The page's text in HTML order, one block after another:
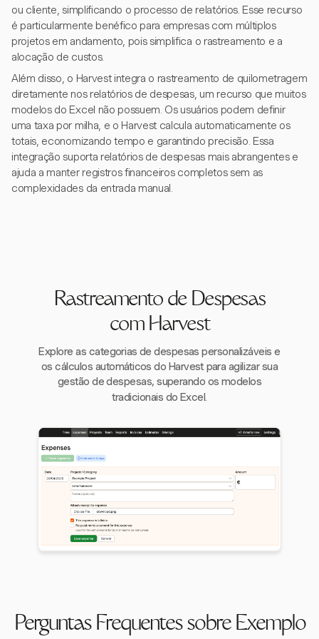
ou cliente, simplificando o processo de relatórios. Esse recurso
é particularmente benéfico para empresas com múltiplos
projetos em andamento, pois simplifica o rastreamento e a
alocação de custos.
Além disso, o Harvest integra o rastreamento de quilometragem
diretamente nos relatórios de despesas, um recurso que muitos
modelos do Excel não possuem. Os usuários podem definir
uma taxa por milha, e o Harvest calcula automaticamente os
totais, economizando tempo e garantindo precisão. Essa
integração suporta relatórios de despesas mais abrangentes e
ajuda a manter registros financeiros completos sem as
complexidades da entrada manual.
Rastreamento de Despesas
com Harvest
Explore as categorias de despesas personalizáveis e
os cálculos automáticos do Harvest para agilizar sua
gestão de despesas, superando os modelos
tradicionais do Excel.
Perguntas Frequentes sobre Exemplo